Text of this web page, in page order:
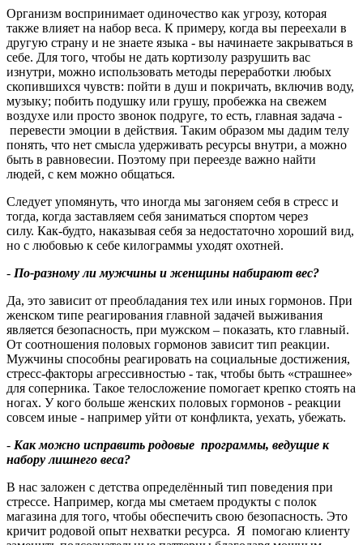
Организм воспринимает одиночество как угрозу, которая
также влияет на набор веса. К примеру, когда вы переехали в
другую страну и не знаете языка - вы начинаете закрываться в
себе. Для того, чтобы не дать кортизолу разрушить вас
изнутри, можно использовать методы переработки любых
скопившихся чувств: пойти в душ и покричать, включив воду,
музыку; побить подушку или грушу, пробежка на свежем
воздухе или просто звонок подруге, то есть, главная задача -
перевести эмоции в действия. Таким образом мы дадим телу
понять, что нет смысла удерживать ресурсы внутри, а можно
быть в равновесии. Поэтому при переезде важно найти
людей, с кем можно общаться.
Следует упомянуть, что иногда мы загоняем себя в стресс и
тогда, когда заставляем себя заниматься спортом через
силу. Как-будто, наказывая себя за недостаточно хороший вид,
но с любовью к себе килограммы уходят охотней.
- По-разному ли мужчины и женщины набирают вес?
Да, это зависит от преобладания тех или иных гормонов. При
женском типе реагирования главной задачей выживания
является безопасность, при мужском – показать, кто главный.
От соотношения половых гормонов зависит тип реакции.
Мужчины способны реагировать на социальные достижения,
стресс-факторы агрессивностью - так, чтобы быть «страшнее»
для соперника. Такое телосложение помогает крепко стоять на
ногах. У кого больше женских половых гормонов - реакции
совсем иные - например уйти от конфликта, уехать, убежать.
- Как можно исправить родовые программы, ведущие к
набору лишнего веса?
В нас заложен с детства определённый тип поведения при
стрессе. Например, когда мы сметаем продукты с полок
магазина для того, чтобы обеспечить свою безопасность. Это
кричит родовой опыт нехватки ресурса. Я помогаю клиенту